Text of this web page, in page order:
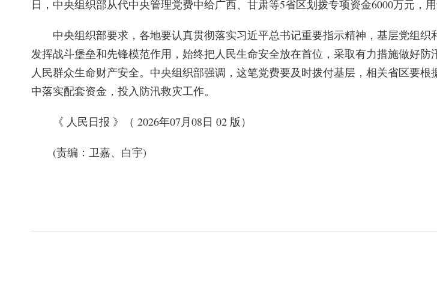
日，中央组织部从代中央管理党费中给广西、甘肃等5省区划拨专项资金6000万元，用
中央组织部要求，各地要认真贯彻落实习近平总书记重要指示精神，基层党组织
发挥战斗堡垒和先锋模范作用，始终把人民生命安全放在首位，采取有力措施做好防
人民群众生命财产安全。中央组织部强调，这笔党费要及时拨付基层，相关省区要根
中落实配套资金，投入防汛救灾工作。
《 人民日报 》（ 2026年07月08日 02 版）
(责编：卫嘉、白宇)